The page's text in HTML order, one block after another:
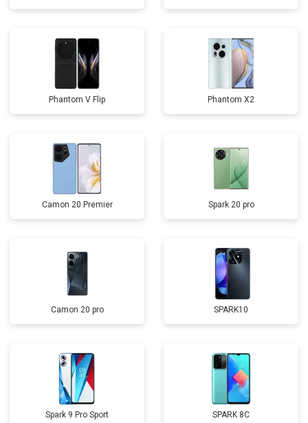
Phantom V Flip Phantom X2
Camon 20 Premier Spark 20 pro
Camon 20 pro SPARK10
Spark 9 Pro Sport SPARK 8C